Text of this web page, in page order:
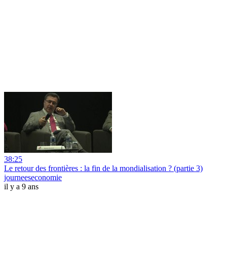
38:25
Le retour des frontières : la fin de la mondialisation ? (partie 3)
journeeseconomie
il y a 9 ans